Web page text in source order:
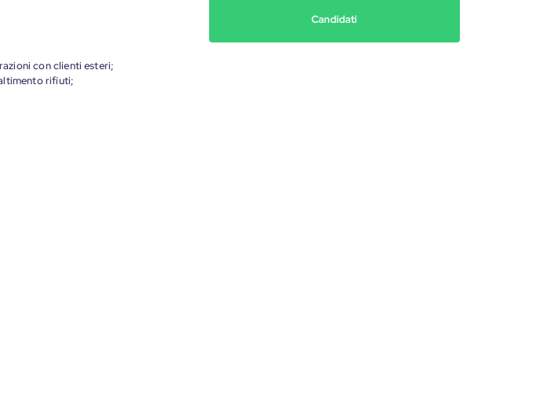
con clienti esteri;
rifiuti;
Candidati